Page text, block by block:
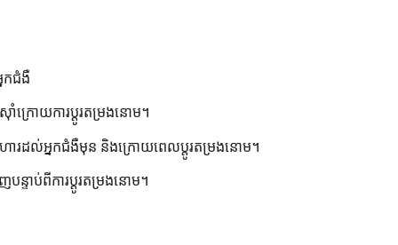
កជំងឺ
ាំ​ក្រោយ​ការ​ប្តូរ​តម្រងនោម។
ហារដល់អ្នកជំងឺមុន និងក្រោយពេលប្តូរតម្រងនោម។
ន្ទាប់ពីការប្តូរតម្រងនោម។